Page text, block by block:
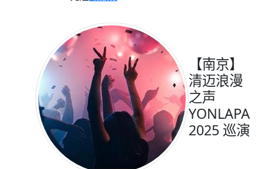
【南京】
清迈浪漫
之声
YONLAPA
2025 巡演